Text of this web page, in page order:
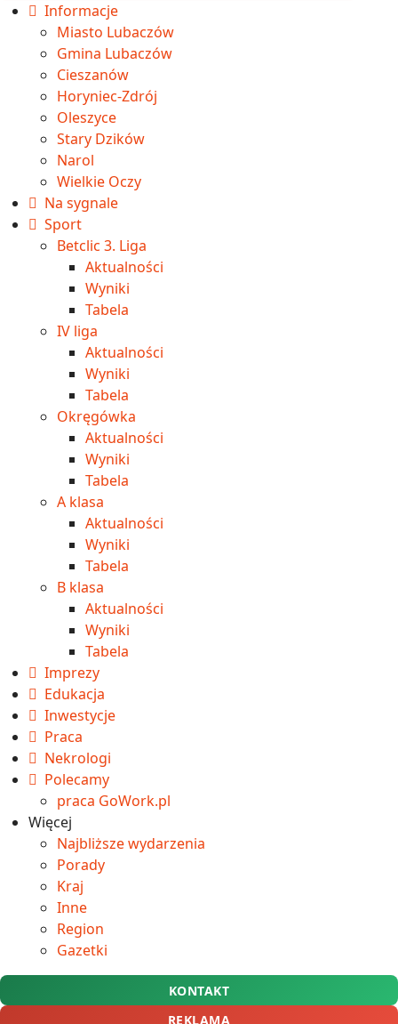
Informacje
Miasto Lubaczów
Gmina Lubaczów
Cieszanów
Horyniec-Zdrój
Oleszyce
Stary Dzików
Narol
Wielkie Oczy
Na sygnale
Sport
Betclic 3. Liga
Aktualności
Wyniki
Tabela
IV liga
Aktualności
Wyniki
Tabela
Okręgówka
Aktualności
Wyniki
Tabela
A klasa
Aktualności
Wyniki
Tabela
B klasa
Aktualności
Wyniki
Tabela
Imprezy
Edukacja
Inwestycje
Praca
Nekrologi
Polecamy
praca GoWork.pl
Więcej
Najbliższe wydarzenia
Porady
Kraj
Inne
Region
Gazetki
KONTAKT
REKLAMA